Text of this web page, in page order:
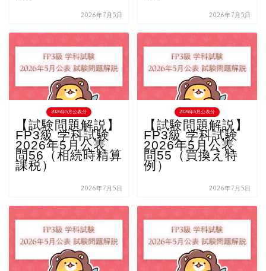
2026年7月5日 2026年7月5日
2026年5月公表分
【試験問題解説】
FP3級 学科試験
2026年5月公表
問56（相続時精算
課税）
2026年7月5日
2026年5月公表分
【試験問題解説】
FP3級 学科試験
2026年5月公表
問55（買換え特
例）
2026年7月5日